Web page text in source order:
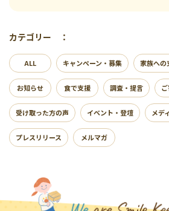
カテゴリー ：
ALL キャンペーン・募集 家族への
お知らせ 食で支援 調査・提言
受け取った方の声 イベント・登壇 メデ
プレスリリース メルマガ